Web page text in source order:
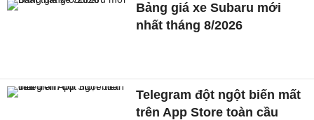
Bảng giá xe Subaru mới
nhất tháng 8/2026
Telegram đột ngột biến mất
trên App Store toàn cầu